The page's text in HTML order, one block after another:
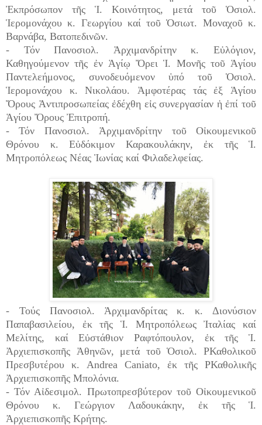
Ἐκπρόσωπον τῆς Ἱ. Κοινότητος, μετά τοῦ Ὁσιολ.
Ἱερομονάχου κ. Γεωργίου καί τοῦ Ὁσιωτ. Μοναχοῦ κ.
Βαρνάβα, Βατοπεδινῶν.
- Τόν Πανοσιολ. Ἀρχιμανδρίτην κ. Εὐλόγιον,
Καθηγούμενον τῆς ἐν Ἁγίῳ Ὄρει Ἱ. Μονῆς τοῦ Ἁγίου
Παντελεήμονος, συνοδευόμενον ὑπό τοῦ Ὁσιολ.
Ἱερομονάχου κ. Νικολάου. Ἀμφοτέρας τάς ἐξ Ἁγίου
Ὄρους Ἀντιπροσωπείας ἐδέχθη εἰς συνεργασίαν ἡ ἐπί τοῦ
Ἁγίου Ὄρους Ἐπιτροπή.
- Τόν Πανοσιολ. Ἀρχιμανδρίτην τοῦ Οἰκουμενικοῦ
Θρόνου κ. Εὐδόκιμον Καρακουλάκην, ἐκ τῆς Ἱ.
Μητροπόλεως Νέας Ἰωνίας καί Φιλαδελφείας.
- Τούς Πανοσιολ. Ἀρχιμανδρίτας κ. κ. Διονύσιον
Παπαβασιλείου, ἐκ τῆς Ἱ. Μητροπόλεως Ἰταλίας καί
Μελίτης, καί Εὐστάθιον Ραφτόπουλον, ἐκ τῆς Ἱ.
Ἀρχιεπισκοπῆς Ἀθηνῶν, μετά τοῦ Ὁσιολ. ΡΚαθολικοῦ
Πρεσβυτέρου κ. Andrea Caniato, ἐκ τῆς ΡΚαθολικῆς
Ἀρχιεπισκοπῆς Μπολόνια.
- Τόν Αἰδεσιμολ. Πρωτοπρεσβύτερον τοῦ Οἰκουμενικοῦ
Θρόνου κ. Γεώργιον Λαδουκάκην, ἐκ τῆς Ἱ.
Ἀρχιεπισκοπῆς Κρήτης.